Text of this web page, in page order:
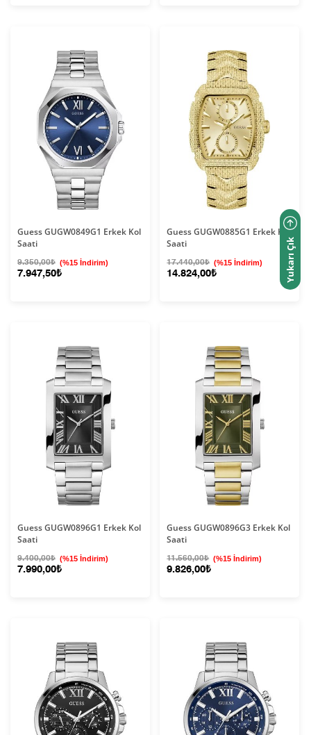
Guess GUGW0849G1 Erkek Kol
Saati
9.350,00₺ (%15 İndirim)
7.947,50₺
Guess GUGW0885G1 Erkek Kol
Saati
17.440,00₺ (%15 İndirim)
14.824,00₺
Guess GUGW0896G1 Erkek Kol
Saati
9.400,00₺ (%15 İndirim)
7.990,00₺
Guess GUGW0896G3 Erkek Kol
Saati
11.560,00₺ (%15 İndirim)
9.826,00₺
Yukarı Çık